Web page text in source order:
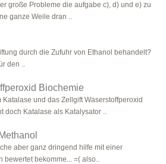
große Probleme die aufgabe c), d) und e) zu
ganze Weile dran ..
durch die Zufuhr von Ethanol behandelt?
den ..
Biochemie
und das Zellgift Waserstoffperoxid
doch Katalase als Katalysator ..
aber ganz dringend hilfe mit einer
bewertet bekomme... =( also..